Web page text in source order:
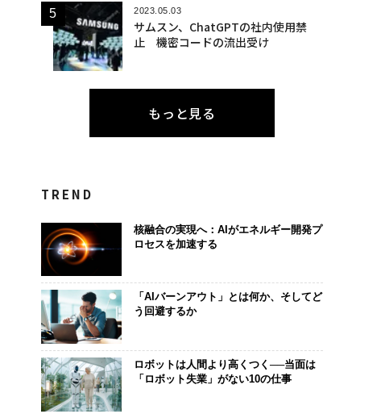
2023.05.03
サムスン、ChatGPTの社内使用禁
止 機密コードの流出受け
もっと見る
TREND
核融合の実現へ：AIがエネルギー開発プ
ロセスを加速する
「AIバーンアウト」とは何か、そしてど
う回避するか
ロボットは人間より高くつく──当面は
「ロボット失業」がない10の仕事